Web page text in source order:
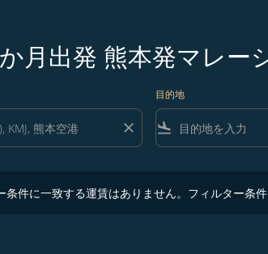
月出発 熊本発マレー
close
目的地
flight_land
条件に一致する運賃はありません。フィルター条件